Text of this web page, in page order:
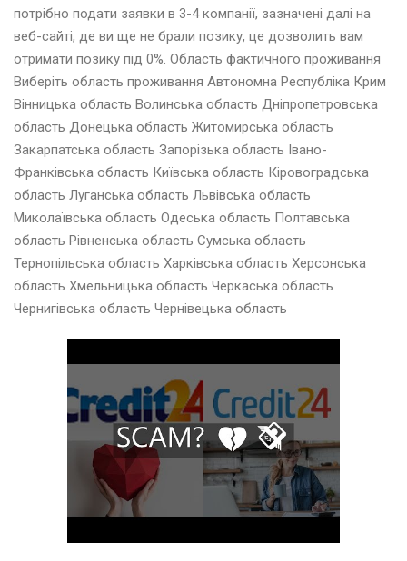
потрібно подати заявки в 3-4 компанії, зазначені далі на
веб-сайті, де ви ще не брали позику, це дозволить вам
отримати позику під 0%. Область фактичного проживання
Виберіть область проживання Автономна Республіка Крим
Вінницька область Волинська область Дніпропетровська
область Донецька область Житомирська область
Закарпатська область Запорізька область Івано-
Франківська область Київська область Кіровоградська
область Луганська область Львівська область
Миколаївська область Одеська область Полтавська
область Рівненська область Сумська область
Тернопільська область Харківська область Херсонська
область Хмельницька область Черкаська область
Чернигівська область Чернівецька область